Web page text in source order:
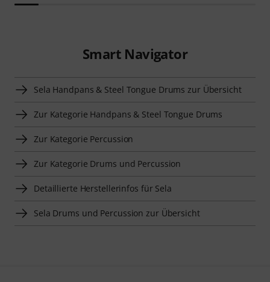
Smart Navigator
Sela Handpans & Steel Tongue Drums zur Übersicht
Zur Kategorie Handpans & Steel Tongue Drums
Zur Kategorie Percussion
Zur Kategorie Drums und Percussion
Detaillierte Herstellerinfos für Sela
Sela Drums und Percussion zur Übersicht